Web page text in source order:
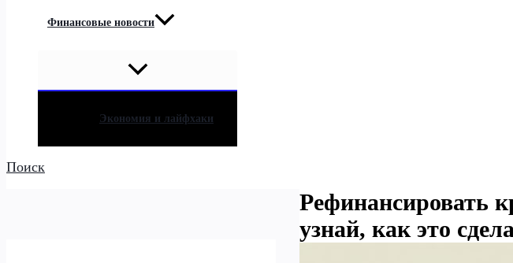
Финансовые новости
Экономия и лайфхаки
Поиск
Рефинансировать
узнай, как это